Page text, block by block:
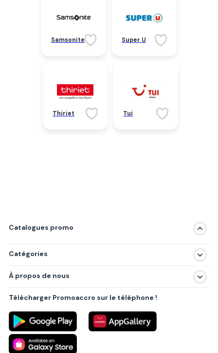
Samsonite Super U
Thiriet Tui
Catalogues promo
Catégories
Produits
Villes principales
À propos de nous
Politique de confidentialité
Règlements
Partenariat B2B
Blog
Télécharger Promoaccro sur le téléphone !